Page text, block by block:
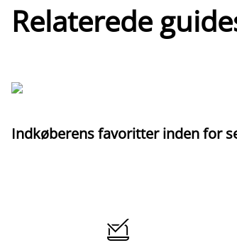
Relaterede
Indkøberens favoritter inden for
